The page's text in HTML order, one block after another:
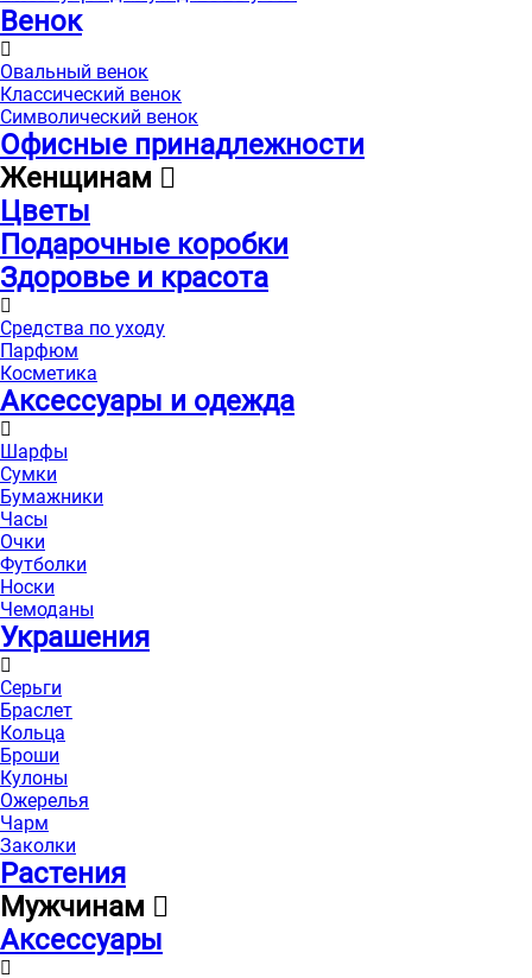
Венок
Овальный венок
Классический венок
Символический венок
Офисные принадлежности
Женщинам
Цветы
Подарочные коробки
Здоровье и красота
Средства по уходу
Парфюм
Косметика
Аксессуары и одежда
Шарфы
Сумки
Бумажники
Часы
Очки
Футболки
Носки
Чемоданы
Украшения
Серьги
Браслет
Кольца
Броши
Кулоны
Ожерелья
Чарм
Заколки
Растения
Мужчинам
Аксессуары